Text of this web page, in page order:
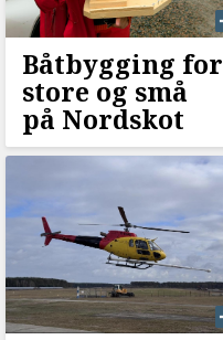
Båtbygging for
store og små
på Nordskot